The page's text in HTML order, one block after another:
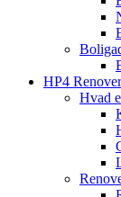
HP4
Hvad